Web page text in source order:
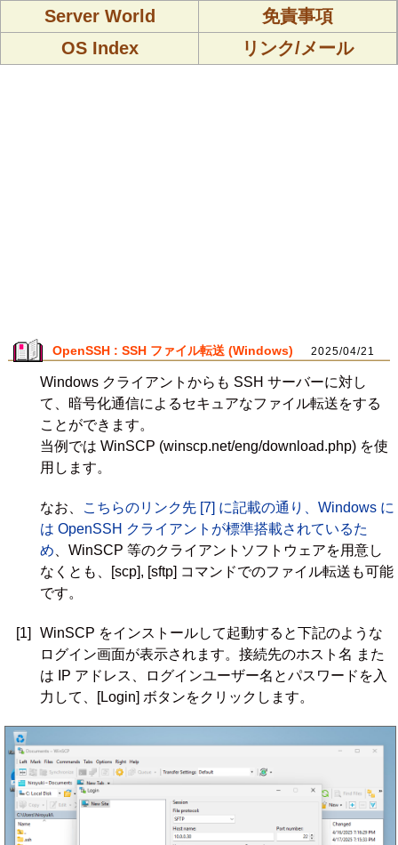
Server World
免責事項
OS Index
リンク/メール
OpenSSH : SSH ファイル転送 (Windows) 2025/04/21
Windows クライアントからも SSH サーバーに対し
て、暗号化通信によるセキュアなファイル転送をする
ことができます。
当例では WinSCP (winscp.net/eng/download.php) を使
用します。
なお、
こちらのリンク先 [7] に記載の通り、Windows に
は OpenSSH クライアントが標準搭載されているた
め 、WinSCP 等のクライアントソフトウェアを用意し
なくとも、[scp], [sftp] コマンドでのファイル転送も可能
です。
[1]
WinSCP をインストールして起動すると下記のような
ログイン画面が表示されます。接続先のホスト名 また
は IP アドレス、ログインユーザー名とパスワードを入
力して、[Login] ボタンをクリックします。